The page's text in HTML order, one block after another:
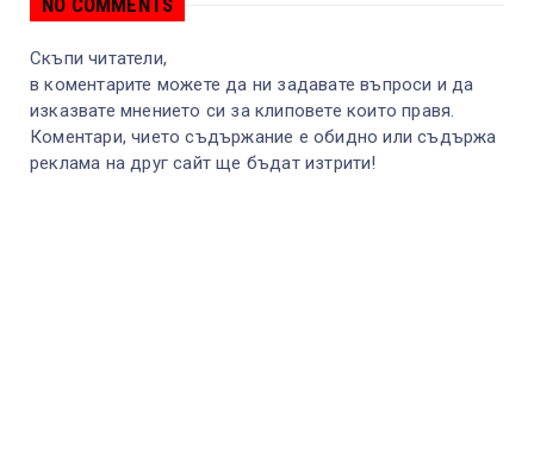
NO COMMENTS
Скъпи читатели,
в коментарите можете да ни задавате въпроси и да
изказвате мнението си за клиповете които правя.
Коментари, чието съдържание е обидно или съдържа
реклама на друг сайт ще бъдат изтрити!